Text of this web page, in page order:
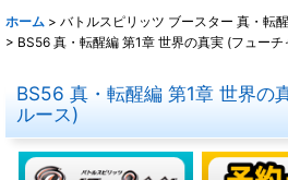
ホーム > バトルスピリッツ ブースター 真・転
> BS56 真・転醒編 第1章 世界の真実 (フュー
BS56 真・転醒編 第1章 世界の
ルース)